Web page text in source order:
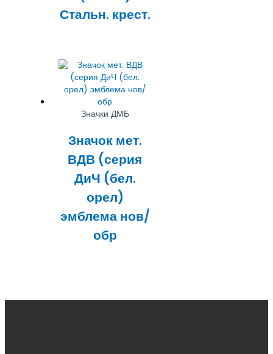
Стальн. крест.
Значки ДМБ
Значок мет.
ВДВ (серия
ДиЧ (бел.
орел)
эмблема нов/
обр